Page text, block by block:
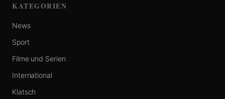
KATEGORIEN
News
Sport
Filme und Serien
International
Klatsch